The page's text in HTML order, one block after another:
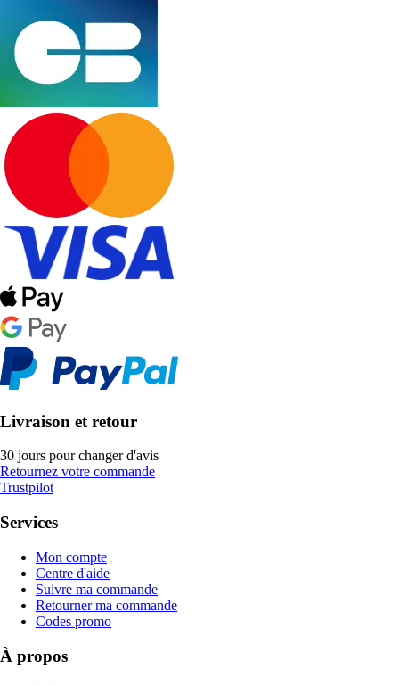
Livraison et retour
30 jours pour changer d'avis
Retournez votre commande
Trustpilot
Services
Mon compte
Centre d'aide
Suivre ma commande
Retourner ma commande
Codes promo
À propos